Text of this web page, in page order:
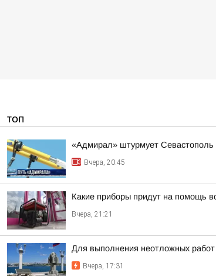
ТОП
«Адмирал» штурмует Севастополь
Вчера, 20:45
Какие приборы придут на помощь
Вчера, 21:21
Для выполнения неотложных
Вчера, 17:31